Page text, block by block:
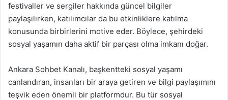
festivaller ve sergiler hakkında güncel bilgiler
paylaşılırken, katılımcılar da bu etkinliklere katılma
konusunda birbirlerini motive eder. Böylece, şehirdeki
sosyal yaşamın daha aktif bir parçası olma imkanı doğar.
Ankara Sohbet Kanalı, başkentteki sosyal yaşamı
canlandıran, insanları bir araya getiren ve bilgi paylaşımını
teşvik eden önemli bir platformdur. Bu tür sosyal